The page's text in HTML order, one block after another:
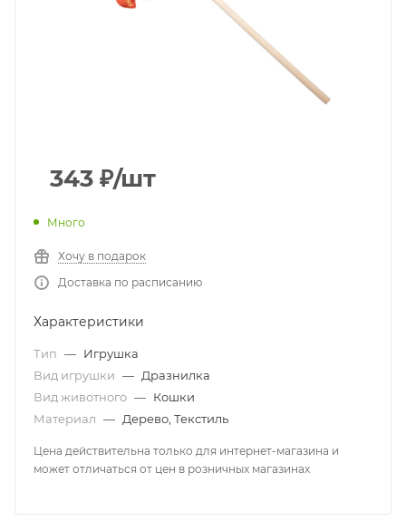
343 ₽/шт
Много
Хочу в подарок
Доставка по расписанию
Характеристики
Тип — Игрушка
Вид игрушки — Дразнилка
Вид животного — Кошки
Материал — Дерево, Текстиль
Цена действительна только для интернет-магазина и
может отличаться от цен в розничных магазинах